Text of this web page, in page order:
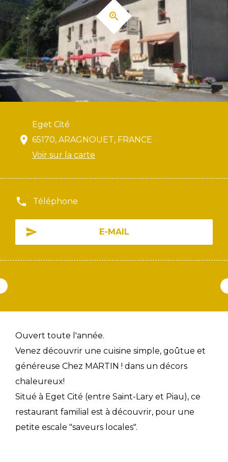
Eget Cité
65170, ARAGNOUET, FRANCE
Voir sur la carte
Téléphone
E-MAIL
Ouvert toute l'année.
Venez découvrir une cuisine simple, goûtue et
généreuse Chez MARTIN ! dans un décors
chaleureux!
Situé à Eget Cité (entre Saint-Lary et Piau), ce
restaurant familial est à découvrir, pour une
petite escale "saveurs locales".